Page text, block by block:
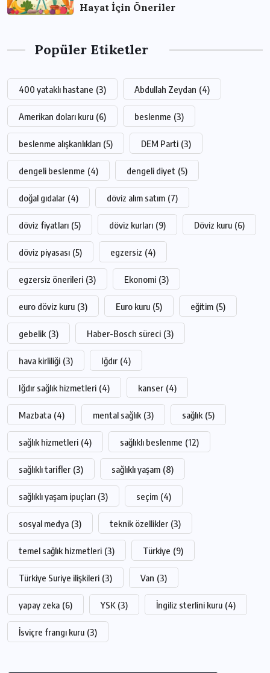
Hayat İçin Öneriler
Popüler Etiketler
400 yataklı hastane (3) Abdullah Zeydan (4)
Amerikan doları kuru (6) beslenme (3)
beslenme alışkanlıkları (5) DEM Parti (3)
dengeli beslenme (4) dengeli diyet (5)
doğal gıdalar (4) döviz alım satım (7)
döviz fiyatları (5) döviz kurları (9) Döviz kuru (6)
döviz piyasası (5) egzersiz (4)
egzersiz önerileri (3) Ekonomi (3)
euro döviz kuru (3) Euro kuru (5) eğitim (5)
gebelik (3) Haber-Bosch süreci (3)
hava kirliliği (3) Iğdır (4)
Iğdır sağlık hizmetleri (4) kanser (4)
Mazbata (4) mental sağlık (3) sağlık (5)
sağlık hizmetleri (4) sağlıklı beslenme (12)
sağlıklı tarifler (3) sağlıklı yaşam (8)
sağlıklı yaşam ipuçları (3) seçim (4)
sosyal medya (3) teknik özellikler (3)
temel sağlık hizmetleri (3) Türkiye (9)
Türkiye Suriye ilişkileri (3) Van (3)
yapay zeka (6) YSK (3) İngiliz sterlini kuru (4)
İsviçre frangı kuru (3)